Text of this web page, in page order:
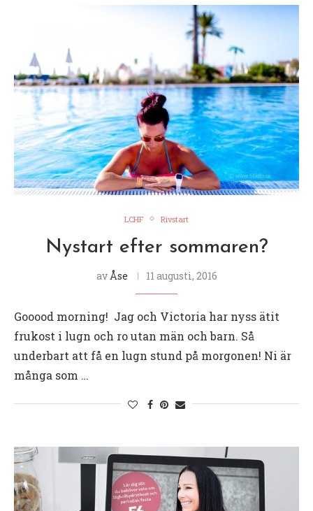
LCHF Rivstart
Nystart efter sommaren?
av Åse 11 augusti, 2016
Gooood morning! Jag och Victoria har nyss ätit
frukost i lugn och ro utan män och barn. Så
underbart att få en lugn stund på morgonen! Ni är
många som …